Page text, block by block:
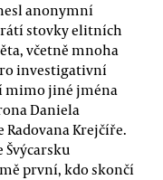
anonymní
stovky elitních
včetně mnoha
investigativní
mimo jiné jména
Daniela
Krejčíře.
Švýcarsku
první, kdo skončí